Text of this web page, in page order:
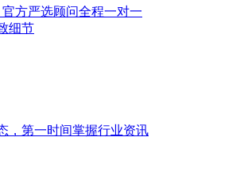
方严选顾问全程一对一
细节
，第一时间掌握行业资讯